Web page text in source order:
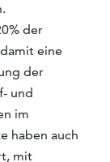
der
eine
der
und
im
haben auch
mit